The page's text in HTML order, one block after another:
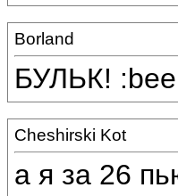
Borland
БУЛЬК!
Cheshirski Kot
а я за 26